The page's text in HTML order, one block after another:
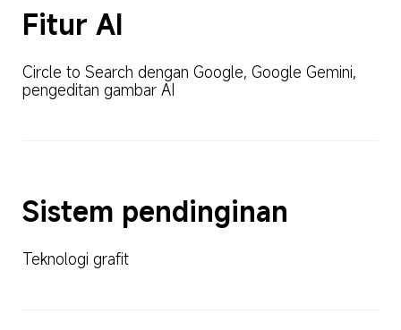
Fitur AI
Circle to Search dengan Google, Google Gemini,
pengeditan gambar AI
Sistem pendinginan
Teknologi grafit